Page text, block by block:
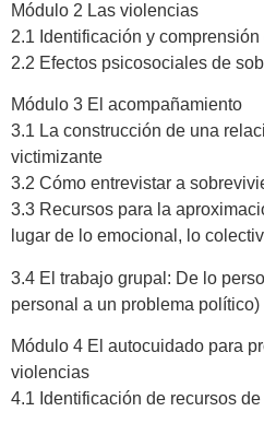
Módulo 2 Las violencias
2.1 Identificación y
2.2 Efectos psicosociales de
Módulo 3 El acompañamiento
3.1 La construcción de una
victimizante
3.2 Cómo entrevistar a
3.3 Recursos para la
lugar de lo emocional, lo
3.4 El trabajo grupal: De lo
personal a un problema político)
Módulo 4 El autocuidado para
violencias
4.1 Identificación de recursos